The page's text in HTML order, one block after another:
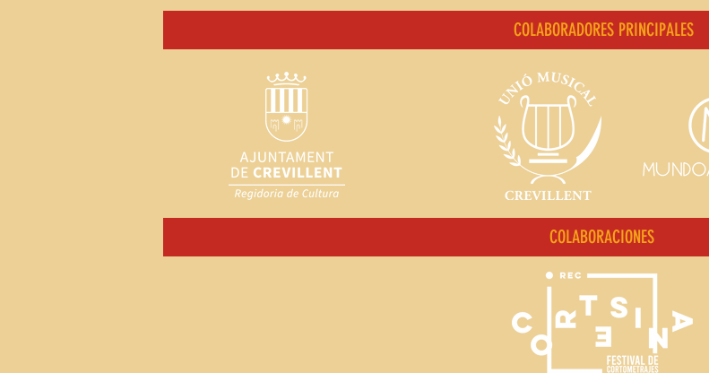
COLABORADORES PRINCIPALES
COLABORACIONES